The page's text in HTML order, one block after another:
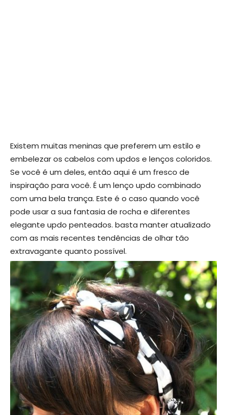
Existem muitas meninas que preferem um estilo e
embelezar os cabelos com updos e lenços coloridos.
Se você é um deles, então aqui é um fresco de
inspiração para você. É um lenço updo combinado
com uma bela trança. Este é o caso quando você
pode usar a sua fantasia de rocha e diferentes
elegante updo penteados. basta manter atualizado
com as mais recentes tendências de olhar tão
extravagante quanto possível.